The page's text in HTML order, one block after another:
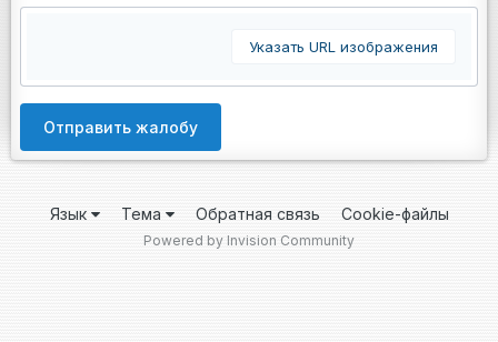
Указать URL изображения
Отправить жалобу
Язык Тема Обратная связь Cookie-файлы
Powered by Invision Community